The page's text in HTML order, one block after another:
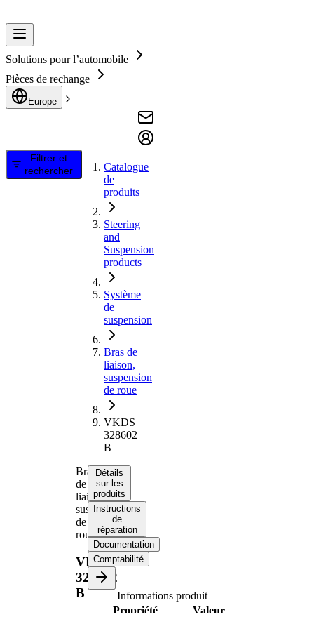
Solutions pour l’automobile
Pièces de rechange
Europe
Filtrer et
rechercher
Catalogue
de
produits
Steering
and
Suspension
products
Système
de
suspension
Bras de
liaison,
suspension
de roue
VKDS
328602
B
Bras
de
liaison,
suspension
de
roue
VKDS
328602
B
Détails
sur les
produits
Instructions
de
réparation
Documentation
Comptabilité
Informations produit
Propriété
Valeur